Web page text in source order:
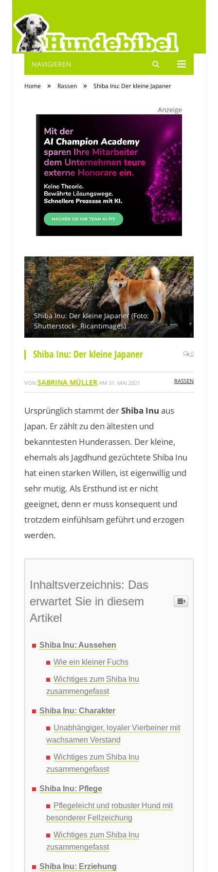
Hundebibel.de
NAVIGIEREN
Home » Rassen » Shiba Inu: Der kleine Japaner
Shiba Inu: Der kleine Japaner (Foto:
Shutterstock-_Ricantimages)
Shiba Inu: Der kleine Japaner 0
VON SABRINA MÜLLER AM 31. MAI 2021 RASSEN
Ursprünglich stammt derShiba Inu aus
Japan. Er zählt zu den ältesten und
bekanntesten Hunderassen. Der kleine,
ehemals als Jagdhund gezüchtete Shiba Inu
hat einen starken Willen, ist eigenwillig und
sehr mutig. Als Ersthund ist er nicht
geeignet, denn er muss konsequent und
trotzdem einfühlsam geführt und erzogen
werden.
Inhaltsverzeichnis: Das
erwartet Sie in diesem
Artikel
Shiba Inu: Aussehen
Wie ein kleiner Fuchs
Wichtiges zum Shiba Inu
zusammengefasst
Shiba Inu: Charakter
Unabhängiger, loyaler Vierbeiner mit
wachsamen Verstand
Wichtiges zum Shiba Inu
zusammengefasst
Shiba Inu: Pflege
Pflegeleicht und robuster Hund mit
besonderer Fellzeichung
Wichtiges zum Shiba Inu
zusammengefasst
Shiba Inu: Erziehung